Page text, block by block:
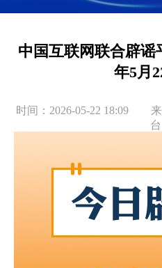
中国互联网联合辟谣
年5月
时间：2026-05-22 18:09 来
台